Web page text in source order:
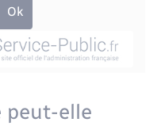
peut-elle